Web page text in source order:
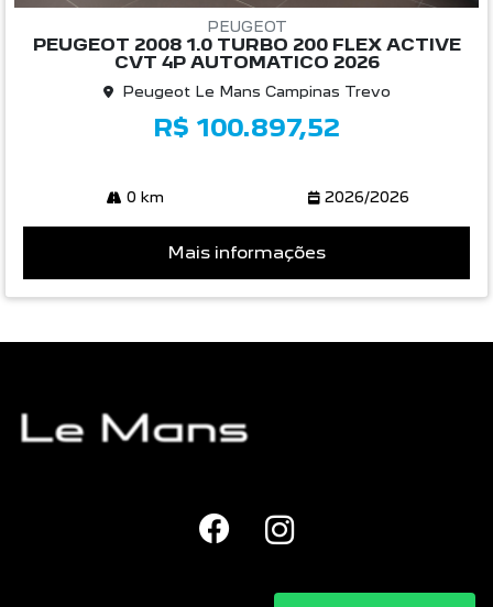
PEUGEOT
PEUGEOT 2008 1.0 TURBO 200 FLEX ACTIVE
CVT 4P AUTOMATICO 2026
Peugeot Le Mans Campinas Trevo
R$ 100.897,52
0 km 2026/2026
Mais informações